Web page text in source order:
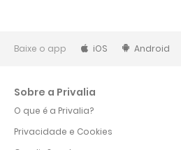
Baixe o app iOS Android
Sobre a Privalia
O que é a Privalia?
Privacidade e Cookies